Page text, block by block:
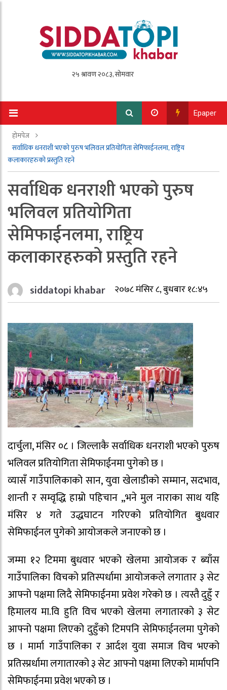
Epaper
होमपेज
सर्वाधिक धनराशी भएको पुरुष भलिवल प्रतियोगिता सेमिफाईनलमा, राष्ट्रिय
कलाकारहरुको प्रस्तुति रहने
सर्वाधिक धनराशी भएको पुरुष
भलिवल प्रतियोगिता
सेमिफाईनलमा, राष्ट्रिय
कलाकारहरुको प्रस्तुति रहने
siddatopi khabar २०७८ मंसिर ८, बुधबार १८:४५
दार्चुला, मंसिर ०८ । जिल्लाकै सर्वाधिक धनराशी भएको पुरुष
भलिवल प्रतियोगिता सेमिफाईनमा पुगेको छ ।
व्यासँ गाउँपालिकाको सान, युवा खेलाडीको सम्मान, सदभाव,
शान्ती र सम्वृद्धि हाम्रो पहिचान ,,भने मुल नाराका साथ यहि
मंसिर ४ गते उद्धघाटन गरिएको प्रतियोगित बुधवार
सेमिफाईनल पुगेको आयोजकले जनाएको छ ।
जम्मा १२ टिममा बुधवार भएको खेलमा आयोजक र ब्याँस
गाउँपालिका विचको प्रतिस्पर्धामा आयोजकले लगातार ३ सेट
आफ्नो पक्षमा लिदै सेमिफाईनमा प्रवेश गरेको छ । त्यस्तै दुहुँ र
हिमालय मा.वि हुति विच भएको खेलमा लगातारको ३ सेट
आफ्नो पक्षमा लिएको दुहुँको टिमपनि सेमिफाईनलमा पुगेको
छ । मार्मा गाउँपालिका र आर्दश युवा समाज विच भएको
प्रतिस्प्रर्धामा लगातारको ३ सेट आफ्नो पक्षमा लिएको मार्मापनि
सेमिफाईनमा प्रवेश भएको छ ।